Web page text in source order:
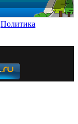
Политика